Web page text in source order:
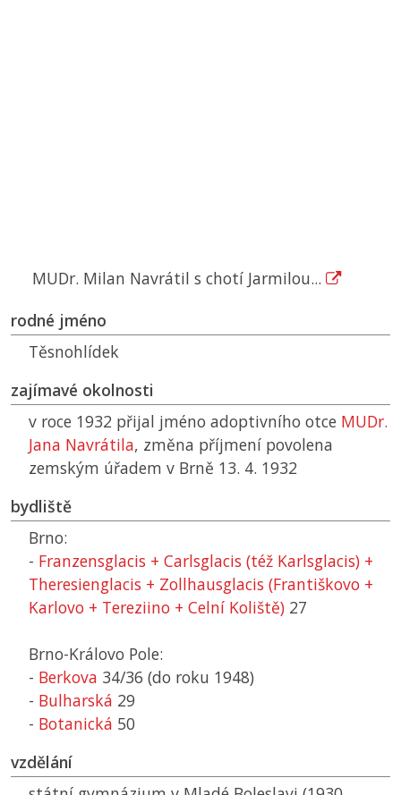
MUDr. Milan Navrátil s chotí Jarmilou...
rodné jméno
Těsnohlídek
zajímavé okolnosti
v roce 1932 přijal jméno adoptivního otce MUDr.
Jana Navrátila, změna příjmení povolena
zemským úřadem v Brně 13. 4. 1932
bydliště
Brno:
- Franzensglacis + Carlsglacis (též Karlsglacis) +
Theresienglacis + Zollhausglacis (Františkovo +
Karlovo + Tereziino + Celní Koliště) 27
Brno-Královo Pole:
- Berkova 34/36 (do roku 1948)
- Bulharská 29
- Botanická 50
vzdělání